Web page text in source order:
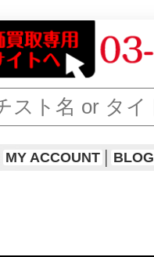
MY ACCOUNT BLOG